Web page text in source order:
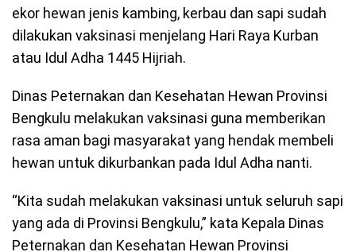
ekor hewan jenis kambing, kerbau dan sapi sudah
dilakukan vaksinasi menjelang Hari Raya Kurban
atau Idul Adha 1445 Hijriah.
Dinas Peternakan dan Kesehatan Hewan Provinsi
Bengkulu melakukan vaksinasi guna memberikan
rasa aman bagi masyarakat yang hendak membeli
hewan untuk dikurbankan pada Idul Adha nanti.
“Kita sudah melakukan vaksinasi untuk seluruh sapi
yang ada di Provinsi Bengkulu,” kata Kepala Dinas
Peternakan dan Kesehatan Hewan Provinsi